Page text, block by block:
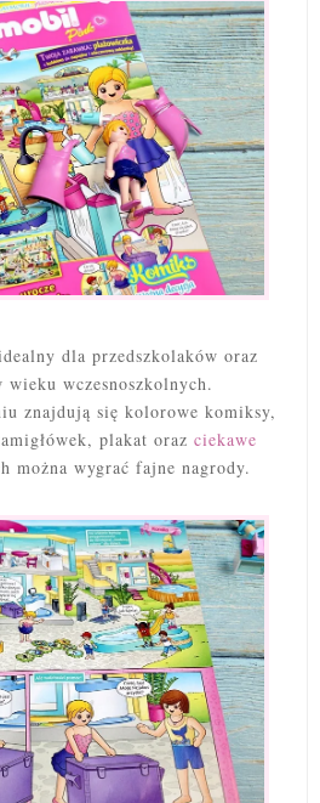
dla przedszkolaków oraz
wieku wczesnoszkolnych.
znajdują się kolorowe komiksy,
plakat oraz ciekawe
można wygrać fajne nagrody.